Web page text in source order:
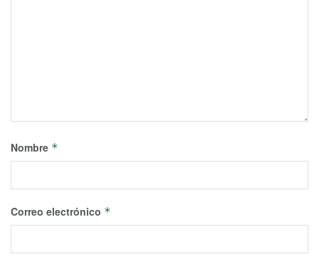
Nombre *
Correo electrónico *